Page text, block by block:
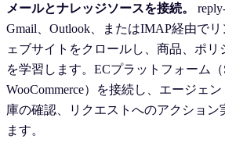
メールとナレッジソースを接続。
Gmail、Outlook、またはIMAP経由で
ェブサイトをクロールし、商品、ポリ
を学習します。ECプラットフォーム（
WooCommerce）を接続し、エージェ
庫の確認、リクエストへのアクション
ます。